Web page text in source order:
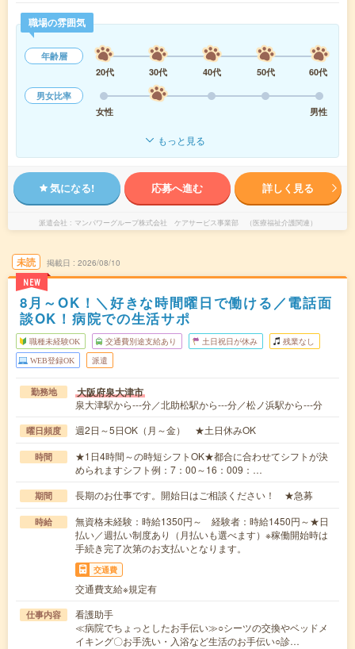
職場の雰囲気
年齢層
20代
30代 40代 50代
60代
男女比率
女性
男性
もっと見る
気になる! 応募へ進む 詳しく見る
派遣会社 マンパワーグループ株式会社 ケアサービス事業部 （医療福祉介護関連）
未読
NEW
掲載日 2026/08/10
8月～OK！＼好きな時間曜日で働ける／電話面
談OK！病院での生活サポ
職種未経験OK 交通費別途支給あり 土日祝日が休み 残業なし
WEB登録OK 派遣
勤務地 大阪府泉大津市
泉大津駅から---分／北助松駅から---分／松ノ浜駅から---分
曜日頻度 週2日～5日OK（月～金） ★土日休みOK
時間
★1日4時間～の時短シフトOK★都合に合わせてシフトが決
められますシフト例：7：00～16：009：…
期間 長期のお仕事です。開始日はご相談ください！ ★急募
時給
無資格未経験：時給1350円～ 経験者：時給1450円～★日
払い／週払い制度あり（月払いも選べます）※稼働開始時は
手続き完了次第のお支払いとなります。
交通費
交通費支給※規定有
仕事内容
看護助手
≪病院でちょっとしたお手伝い≫○シーツの交換やベッドメ
イキング〇お手洗い・入浴など生活のお手伝い○診…